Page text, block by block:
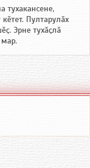
тухакансене,
Пултарулӑх
Эрне тухӑҫлӑ